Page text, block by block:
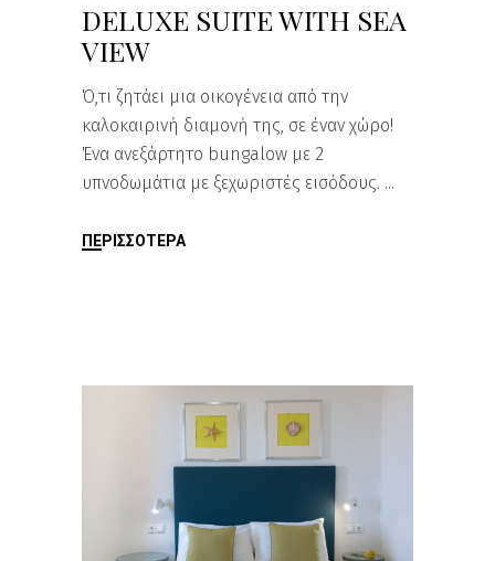
DELUXE SUITE WITH SEA
VIEW
Ό,τι ζητάει μια οικογένεια από την
καλοκαιρινή διαμονή της, σε έναν χώρο!
Ένα ανεξάρτητο bungalow με 2
υπνοδωμάτια με ξεχωριστές εισόδους.
ΠΕΡΙΣΣΌΤΕΡΑ